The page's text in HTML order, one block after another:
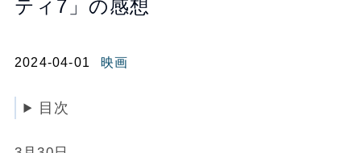
ティ7」の感想
2024-04-01 映画
目次